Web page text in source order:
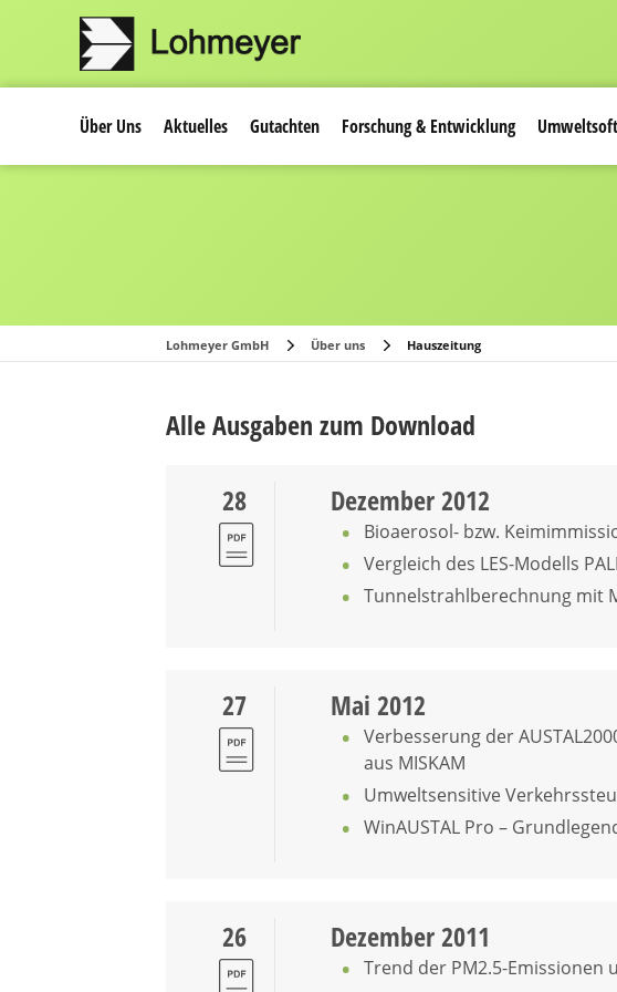
Über Uns Aktuelles Gutachten Forschung & Entwicklung
Lohmeyer GmbH Über uns Hauszeitung
Alle Ausgaben zum Download
28 Dezember 2012
Bioaerosol- bzw.
Vergleich des LES-Modells
Tunnelstrahlberechnung mit
27 Mai 2012
Verbesserung der
aus MISKAM
Umweltsensitive
WinAUSTAL Pro –
26 Dezember 2011
Trend der PM2.5-Emissionen